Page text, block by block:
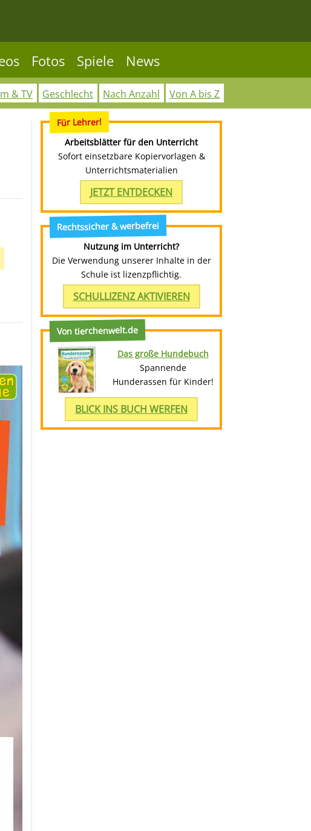
Fotos Spiele News
& TV Geschlecht Nach Anzahl Von A bis Z
Für Lehrer!
Arbeitsblätter für den Unterricht
Sofort einsetzbare Kopiervorlagen &
Unterrichtsmaterialien
JETZT ENTDECKEN
Rechtssicher & werbefrei
Nutzung im Unterricht?
Die Verwendung unserer Inhalte in der
Schule ist lizenzpflichtig.
SCHULLIZENZ AKTIVIEREN
Von tierchenwelt.de
Das große Hundebuch
Spannende
Hunderassen für Kinder!
BLICK INS BUCH WERFEN